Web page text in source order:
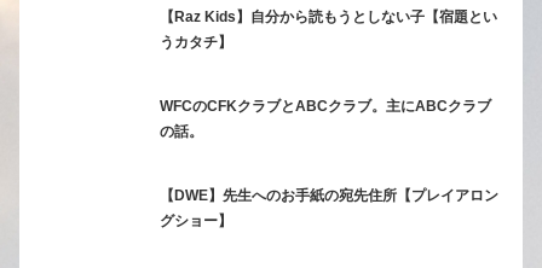
【Raz Kids】自分から読もうとしない子【宿題とい
うカタチ】
WFCのCFKクラブとABCクラブ。主にABCクラブ
の話。
【DWE】先生へのお手紙の宛先住所【プレイアロン
グショー】